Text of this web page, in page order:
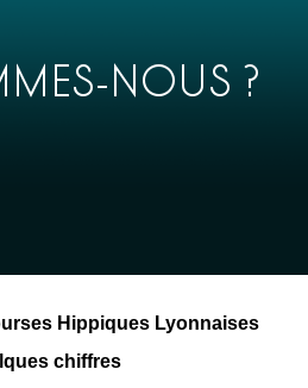
NOUS ?
Hippiques Lyonnaises
chiffres